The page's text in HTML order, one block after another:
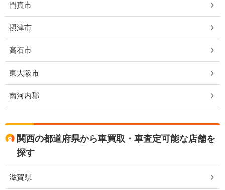
門真市
摂津市
高石市
東大阪市
南河内郡
関西の都道府県から車買取・車査定可能な店舗を
探す
滋賀県